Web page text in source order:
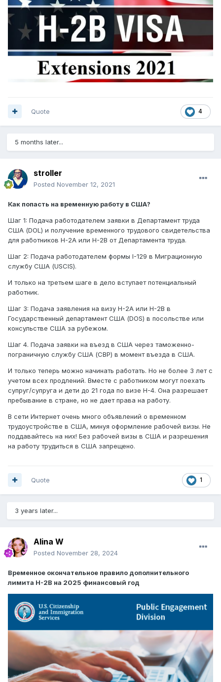
4
Quote
5 months later...
stroller
Posted November 12, 2021
Как попасть на временную работу в США?
Шаг 1: Подача работодателем заявки в Департамент труда
США (DOL) и получение временного трудового свидетельства
для работников H-2A или H-2B от Департамента труда.
Шаг 2: Подача работодателем формы I-129 в Миграционную
службу США (USCIS).
И только на третьем шаге в дело вступает потенциальный
работник.
Шаг 3: Подача заявления на визу H-2A или H-2B в
Государственный департамент США (DOS) в посольстве или
консульстве США за рубежом.
Шаг 4. Подача заявки на въезд в США через таможенно-
пограничную службу США (CBP) в момент въезда в США.
И только теперь можно начинать работать. Но не более 3 лет с
учетом всех продлений. Вместе с работником могут поехать
супруг/супруга и дети до 21 года по визе Н-4. Она разрешает
пребывание в стране, но не дает права на работу.
В сети Интернет очень много объявлений о временном
трудоустройстве в США, минуя оформление рабочей визы. Не
поддавайтесь на них! Без рабочей визы в США и разрешения
на работу трудиться в США запрещено.
1
Quote
3 years later...
Alina W
Posted November 28, 2024
Временное окончательное правило дополнительного
лимита H-2B на 2025 финансовый год